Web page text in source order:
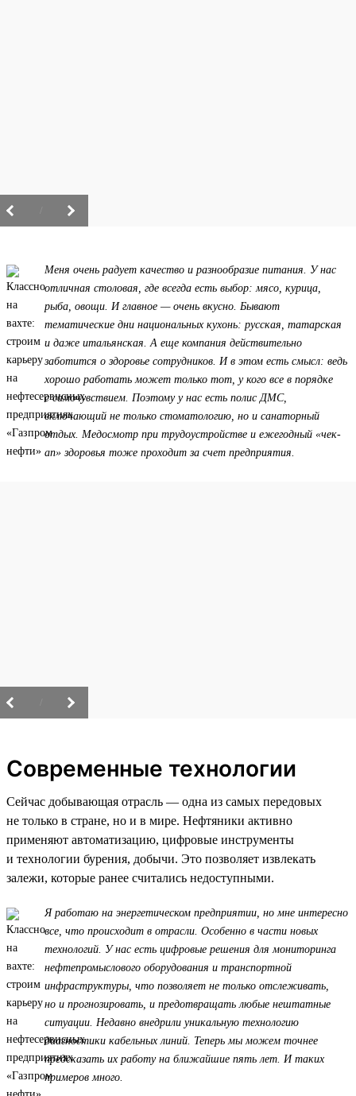
Меня очень радует качество и разнообразие питания. У нас
отличная столовая, где всегда есть выбор: мясо, курица,
рыба, овощи. И главное — очень вкусно. Бывают
тематические дни национальных кухонь: русская, татарская
и даже итальянская. А еще компания действительно
заботится о здоровье сотрудников. И в этом есть смысл: ведь
хорошо работать может только тот, у кого все в порядке
с самочувствием. Поэтому у нас есть полис ДМС,
включающий не только стоматологию, но и санаторный
отдых. Медосмотр при трудоустройстве и ежегодный «чек-
ап» здоровья тоже проходит за счет предприятия.
Современные технологии
Сейчас добывающая отрасль — одна из самых передовых
не только в стране, но и в мире. Нефтяники активно
применяют автоматизацию, цифровые инструменты
и технологии бурения, добычи. Это позволяет извлекать
залежи, которые ранее считались недоступными.
Я работаю на энергетическом предприятии, но мне интересно
все, что происходит в отрасли. Особенно в части новых
технологий. У нас есть цифровые решения для мониторинга
нефтепромыслового оборудования и транспортной
инфраструктуры, что позволяет не только отслеживать,
но и прогнозировать, и предотвращать любые нештатные
ситуации. Недавно внедрили уникальную технологию
диагностики кабельных линий. Теперь мы можем точнее
предсказать их работу на ближайшие пять лет. И таких
примеров много.